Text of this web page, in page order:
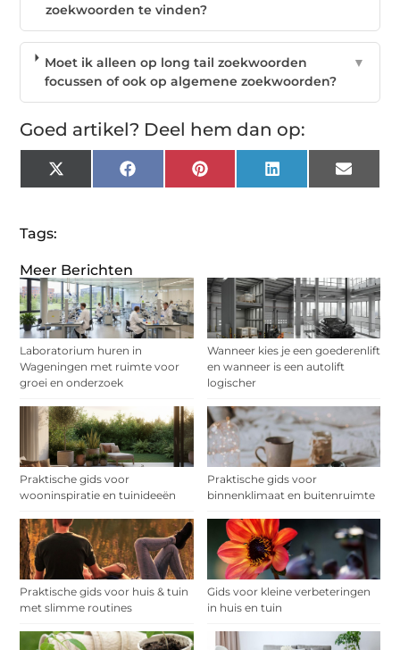
Meer Berichten
Laboratorium huren in
Wageningen met ruimte voor
groei en onderzoek
Wanneer kies je een goederenlift
en wanneer is een autolift
logischer
Praktische gids voor
wooninspiratie en tuinideeën
Praktische gids voor
binnenklimaat en buitenruimte
Praktische gids voor huis & tuin
met slimme routines
Gids voor kleine verbeteringen
in huis en tuin
zoekwoorden te vinden?
Moet ik alleen op long tail zoekwoorden
focussen of ook op algemene zoekwoorden?
▼
Goed artikel? Deel hem dan op:
X
(Twitter)
Facebook Pinterest LinkedIn Email
Tags: